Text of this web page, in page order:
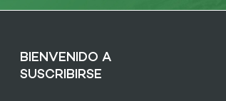
BIENVENIDO A
SUSCRIBIRSE